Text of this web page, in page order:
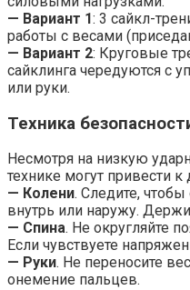
— Вариант 1: 3 сайкл-
работы с весами
— Вариант 2: Круговые
сайклинга чередуются с
или руки.
Техника
Несмотря на низкую
технике могут привести
— Колени. Следите,
внутрь или наружу.
— Спина. Не округляйте
Если чувствуете
— Руки. Не переносите
онемение пальцев.